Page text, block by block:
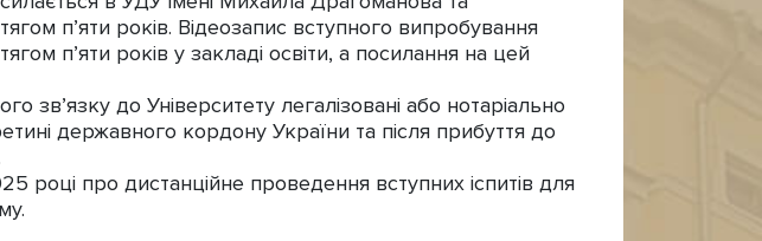
п’яти років. Відеозапис вступного випробування
п’яти років у закладі освіти, а посилання на цей
зв’язку до Університету легалізовані або нотаріально
державного кордону України та після прибуття до
році про дистанційне проведення вступних іспитів для